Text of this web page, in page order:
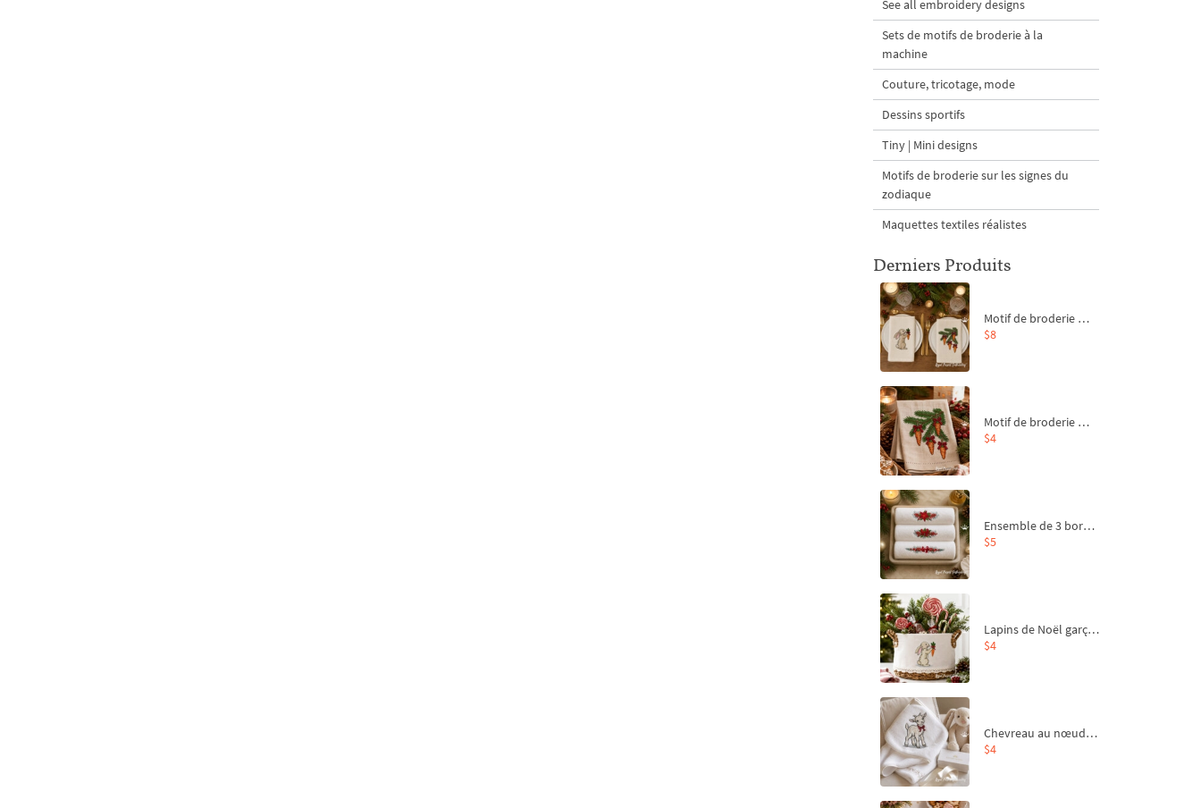
See all embroidery designs
Sets de motifs de broderie à la
machine
Couture, tricotage, mode
Dessins sportifs
Tiny | Mini designs
Motifs de broderie sur les signes du
zodiaque
Maquettes textiles réalistes
Derniers Produits
Motif de broderie machine Branche de sapin et carottes - 4 tailles
$8
Motif de broderie machine Branche de sapin et carottes - 4 tailles
$4
Ensemble de 3 bordures de Noël pour broderie machine
$5
Lapins de Noël garçon et fille - 4 tailles
$4
Chevreau au nœud rouge – broderie machine, 4 tailles
$4